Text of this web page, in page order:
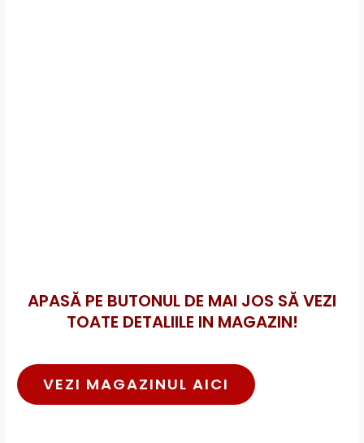
APASĂ PE BUTONUL DE MAI JOS SĂ VEZI
TOATE DETALIILE IN MAGAZIN!
VEZI MAGAZINUL AICI